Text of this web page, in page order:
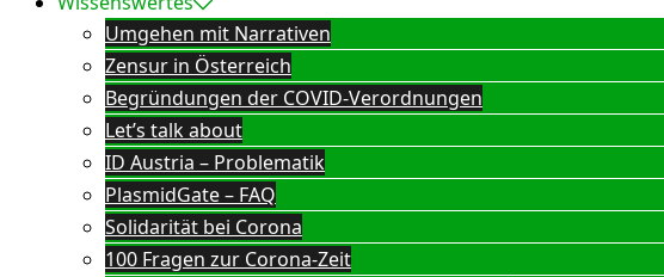
Umgehen mit Narrativen
Zensur in Österreich
Begründungen der COVID-Verordnungen
Let’s talk about
ID Austria – Problematik
PlasmidGate – FAQ
Solidarität bei Corona
100 Fragen zur Corona-Zeit